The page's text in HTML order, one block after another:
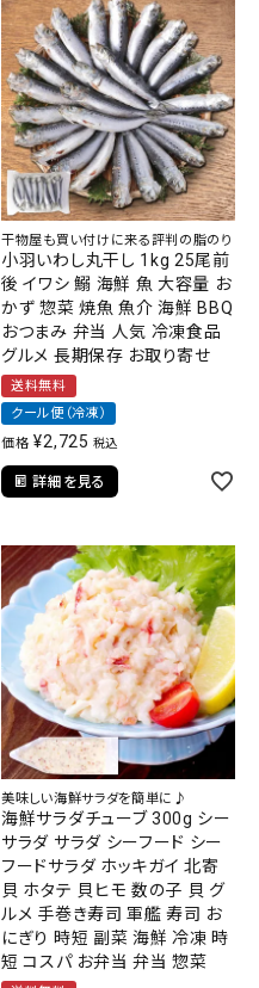
干物屋も買い付けに来る評判の脂のり
小羽いわし丸干し 1kg 25尾前
後 イワシ 鰯 海鮮 魚 大容量 お
かず 惣菜 焼魚 魚介 海鮮 BBQ
おつまみ 弁当 人気 冷凍食品
グルメ 長期保存 お取り寄せ
送料無料
クール便（冷凍）
価格 ¥2,725 税込
詳細を見る
美味しい海鮮サラダを簡単に♪
海鮮サラダチューブ 300g シー
サラダ サラダ シーフード シー
フードサラダ ホッキガイ 北寄
貝 ホタテ 貝ヒモ 数の子 貝 グ
ルメ 手巻き寿司 軍艦 寿司 お
にぎり 時短 副菜 海鮮 冷凍 時
短 コスパ お弁当 弁当 惣菜